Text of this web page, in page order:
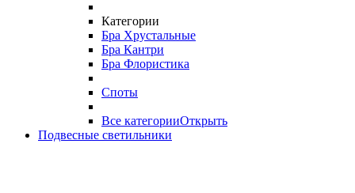
Категории
Бра Хрустальные
Бра Кантри
Бра Флористика
Споты
Все категорииОткрыть
Подвесные светильники